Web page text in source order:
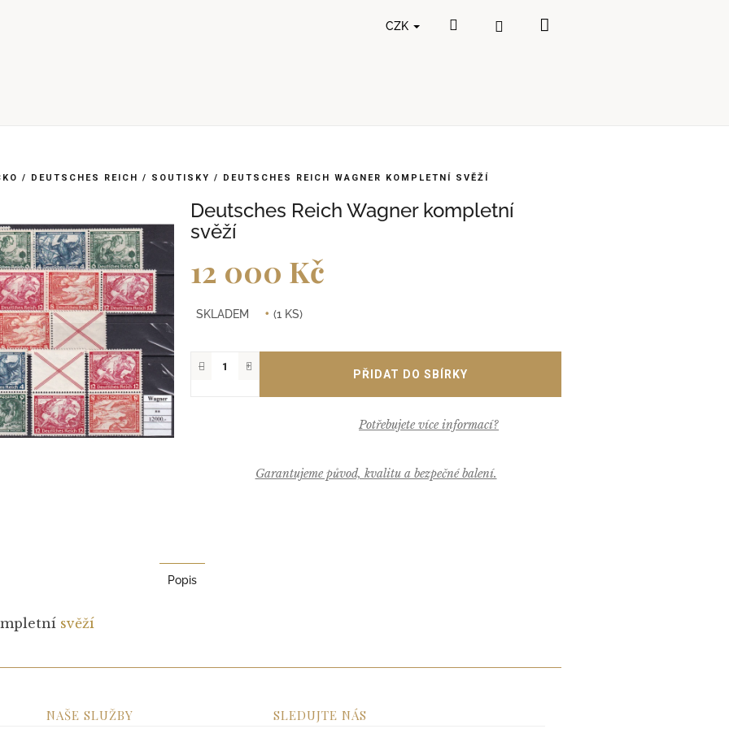
CZK Hledat Přihlášení
/ DEUTSCHES REICH / SOUTISKY / DEUTSCHES REICH WAGNER KOMPLETNÍ SVĚŽÍ
Deutsches Reich Wagner kompletní
svěží
12 000 Kč
cena:
SKLADEM (1 KS)
+
−
Garantujeme původ, kvalitu a bezpečné balení.
Popis
svěží
NAŠE SLUŽBY SLEDUJTE NÁS